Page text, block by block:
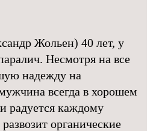
Жольен) 40 лет, у
Несмотря на все
надежду на
всегда в хорошем
радуется каждому
органические